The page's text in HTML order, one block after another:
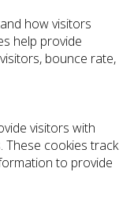
how visitors
help provide
bounce rate,
visitors with
These cookies track
to provide